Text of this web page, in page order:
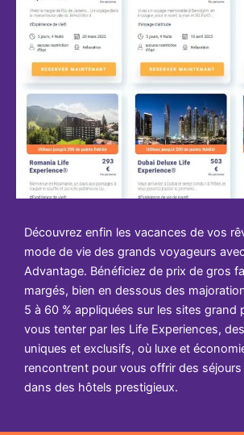
Découvrez enfin les vacances de vos
mode de vie des grands voyageurs
Advantage. Bénéficiez de prix de gros
margés, bien en dessous des
5 à 60 % appliquées sur les sites grand
vous tenter par les Life Experiences,
uniques et exclusifs, où luxe et
rencontrent pour vous offrir des
dans des hôtels prestigieux.